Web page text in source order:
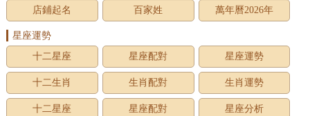
店鋪起名 百家姓 萬年曆2026年
星座運勢
十二星座
星座配對 星座運勢
十二生肖 生肖配對 生肖運勢
十二星座 星座配對 星座分析